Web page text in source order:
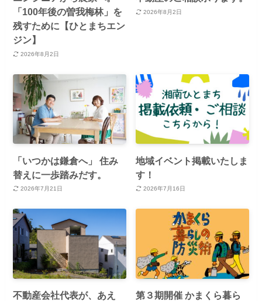
「100年後の曽我梅林」を
残すために【ひとまちエン
ジン】
2026年8月2日
2026年8月2日
「いつかは鎌倉へ」 住み
替えに一歩踏みだす。
2026年7月21日
地域イベント掲載いたしま
す！
2026年7月16日
不動産会社代表が、あえ
第３期開催 かまくら暮ら